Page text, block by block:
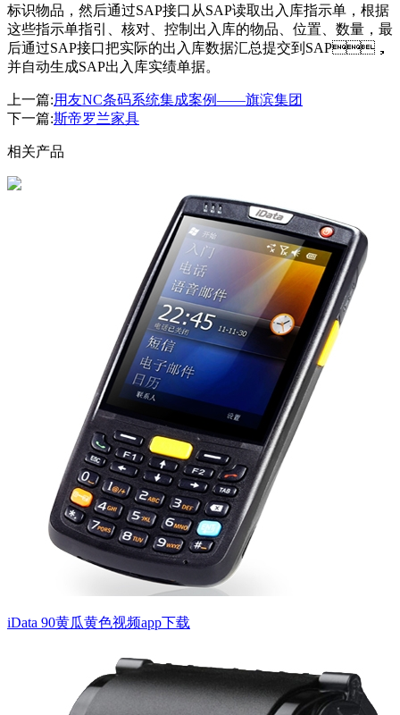
标识物品，然后通过SAP接口从SAP读取出入库指示单，根据
这些指示单指引、核对、控制出入库的物品、位置、数量，最
后通过SAP接口把实际的出入库数据汇总提交到SAP，
并自动生成SAP出入库实绩单据。
上一篇:用友NC条码系统集成案例——旗滨集团
下一篇:斯帝罗兰家具
相关产品
iData 90黄瓜黄色视频app下载